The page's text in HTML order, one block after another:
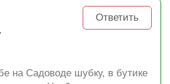
Ответить
на Садоводе шубку, в бутике